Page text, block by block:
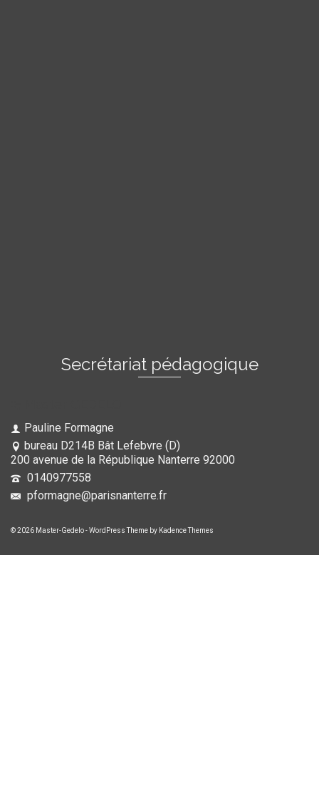
Secrétariat pédagogique
Pauline Formagne
bureau D214B Bât Lefebvre (D)
200 avenue de la République Nanterre 92000
0140977558
pformagne@parisnanterre.fr
© 2026 Master-Gedelo - WordPress Theme by Kadence Themes